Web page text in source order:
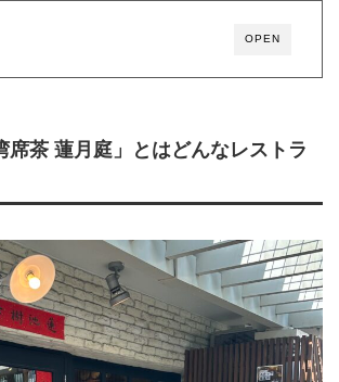
OPEN
席茶 蓮月庭」とはどんなレストラ